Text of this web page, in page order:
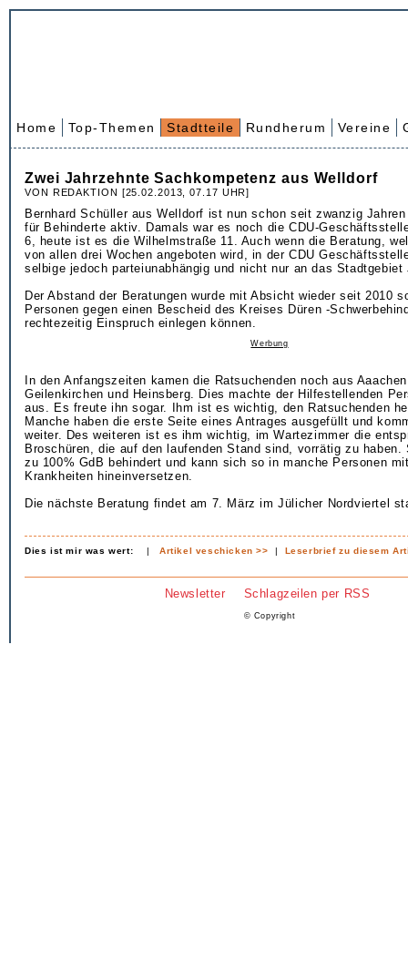
Home Top-Themen Stadtteile Rundherum Vereine
Zwei Jahrzehnte Sachkompetenz aus Welldorf
VON REDAKTION [25.02.2013, 07.17 UHR]
Bernhard Schüller aus Welldorf ist nun schon seit zwanzig
für Behinderte aktiv. Damals war es noch die CDU-
6, heute ist es die Wilhelmstraße 11. Auch wenn die Beratung,
von allen drei Wochen angeboten wird, in der CDU
selbige jedoch parteiunabhängig und nicht nur an das Stadtgebiet
Der Abstand der Beratungen wurde mit Absicht wieder seit 2010
Personen gegen einen Bescheid des Kreises Düren -
rechtezeitig Einspruch einlegen können.
Werbung
In den Anfangszeiten kamen die Ratsuchenden noch aus
Geilenkirchen und Heinsberg. Dies machte der Hilfestellenden
aus. Es freute ihn sogar. Ihm ist es wichtig, den Ratsuchenden
Manche haben die erste Seite eines Antrages ausgefüllt und
weiter. Des weiteren ist es ihm wichtig, im Wartezimmer die
Broschüren, die auf den laufenden Stand sind, vorrätig zu
zu 100% GdB behindert und kann sich so in manche Personen
Krankheiten hineinversetzen.
Die nächste Beratung findet am 7. März im Jülicher Nordviertel
Dies ist mir was wert: |Artikel veschicken >> | Leserbrief zu diesem
Newsletter Schlagzeilen per RSS
© Copyright